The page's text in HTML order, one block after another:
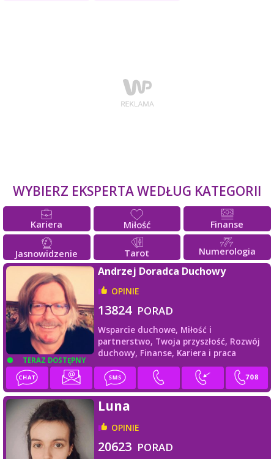
WYBIERZ EKSPERTA WEDŁUG KATEGORII
Kariera Miłość Finanse
Jasnowidzenie Tarot Numerologia
TERAZ DOSTĘPNY
Andrzej Doradca Duchowy
OPINIE
13824 PORAD
Wsparcie duchowe, Miłość i
partnerstwo, Twoja przyszłość, Rozwój
duchowy, Finanse, Kariera i praca
Luna
OPINIE
20623 PORAD